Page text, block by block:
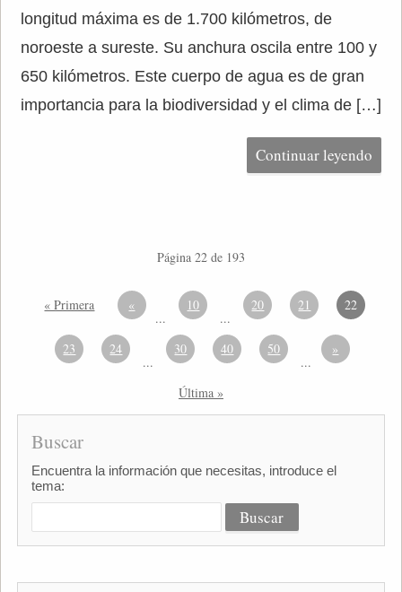
longitud máxima es de 1.700 kilómetros, de
noroeste a sureste. Su anchura oscila entre 100 y
650 kilómetros. Este cuerpo de agua es de gran
importancia para la biodiversidad y el clima de […]
Continuar leyendo
Página 22 de 193
« Primera «
...
10
...
20 21 22
23 24
...
30 40 50
...
»
Última »
Buscar
Encuentra la información que necesitas, introduce el
tema: